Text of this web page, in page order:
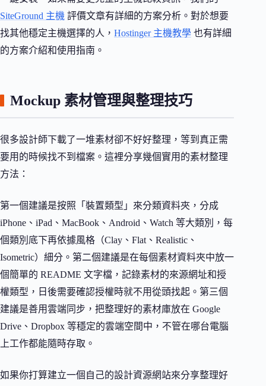
SiteGround 主機 評價文章有詳細的方案分析。對於想要
找其他穩定主機選擇的人， Hostinger 主機教學 也有詳細
的方案介紹和使用指南。
Mockup 素材管理與整理技巧
很多設計師下載了一堆素材卻不好好整理，等到真正需
要用的時候找不到檔案。這裡分享幾個實用的素材整理
方法：
第一個建議是按照「裝置類型」來分類資料夾，分成
iPhone、iPad、MacBook、Android、Watch 等大類別，每
個類別底下再依據風格（Clay、Flat、Realistic、
Isometric）細分。第二個建議是在每個素材資料夾中放一
個簡單的 README 文字檔，記錄素材的來源網址和授
權類型，日後需要確認授權時就不用從頭找起。第三個
建議是善用雲端同步，把整理好的素材庫放在 Google
Drive、Dropbox 等穩定的雲端空間中，不管在哪台電腦
上工作都能隨時存取。
如果你打算建立一個自己的設計資源網站來分享整理好